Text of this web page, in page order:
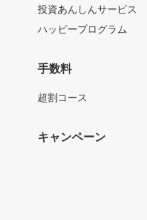
投資あんしんサービス
ハッピープログラム
手数料
超割コース
キャンペーン